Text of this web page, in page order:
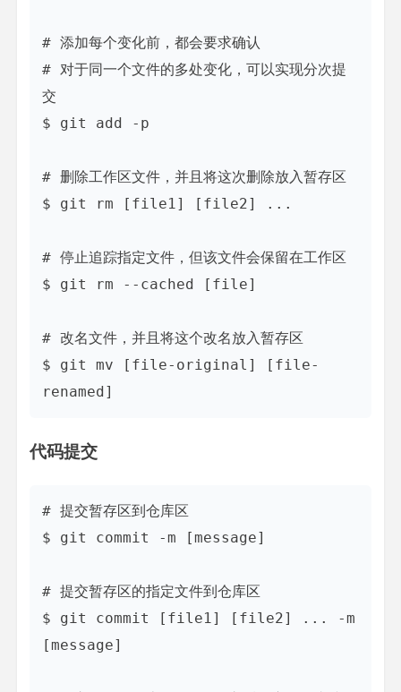
# 添加每个变化前，都会要求确认
# 对于同一个文件的多处变化，可以实现分次提
交
$ git add -p
# 删除工作区文件，并且将这次删除放入暂存区
$ git rm [file1] [file2] ...
# 停止追踪指定文件，但该文件会保留在工作区
$ git rm --cached [file]
# 改名文件，并且将这个改名放入暂存区
$ git mv [file-original] [file-
代码提交
# 提交暂存区到仓库区
$ git commit -m [message]
# 提交暂存区的指定文件到仓库区
$ git commit [file1] [file2] ... -m
[message]